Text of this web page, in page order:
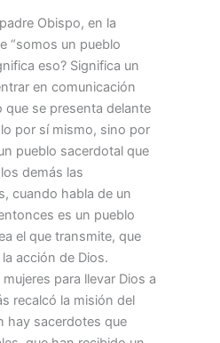
Obispo, en la
“somos un pueblo
eso? Significa un
en comunicación
que se presenta delante
por sí mismo, sino por
pueblo sacerdotal que
demás las
cuando habla de un
es un pueblo
el que transmite, que
acción de Dios.
para llevar Dios a
recalcó la misión del
hay sacerdotes que